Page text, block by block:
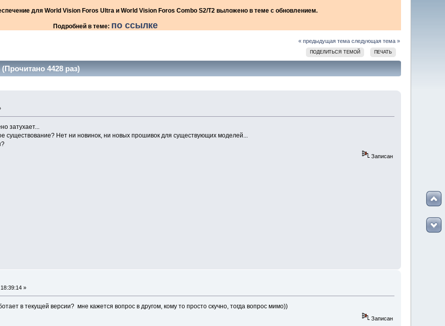
для World Vision Foros Ultra и World Vision Foros Combo S2/T2 выложено в теме с обновлением.
Подробней в теме: по ссылке
« предыдущая тема следующая тема »
ПОДЕЛИТЬСЯ ТЕМОЙ ПЕЧАТЬ
4428 раз)
затухает...
существование? Нет ни новинок, ни новых прошивок для существующих моделей...
Записан
»
в текущей версии? мне кажется вопрос в другом, кому то просто скучно, тогда вопрос мимо))
Записан